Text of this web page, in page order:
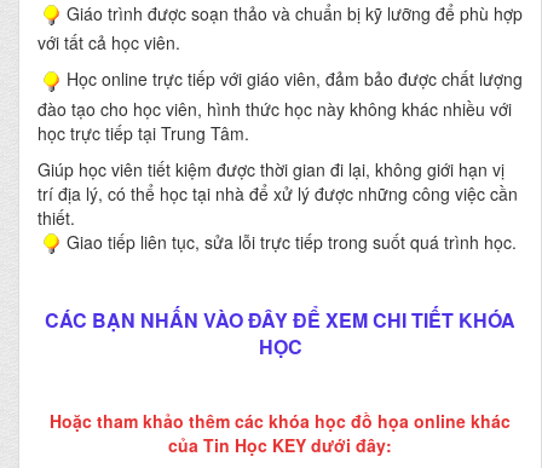
Giáo trình được soạn thảo và chuẩn bị kỹ lưỡng để phù hợp
với tất cả học viên.
Học online trực tiếp với giáo viên, đảm bảo được chất lượng
đào tạo cho học viên, hình thức học này không khác nhiều với
học trực tiếp tại Trung Tâm.
Giúp học viên tiết kiệm được thời gian đi lại, không giới hạn vị
trí địa lý, có thể học tại nhà để xử lý được những công việc cần
thiết.
Giao tiếp liên tục, sửa lỗi trực tiếp trong suốt quá trình học.
CÁC BẠN NHẤN VÀO ĐÂY ĐỂ XEM CHI TIẾT KHÓA
HỌC
Hoặc tham khảo thêm các khóa học đồ họa online khác
của Tin Học KEY dưới đây: